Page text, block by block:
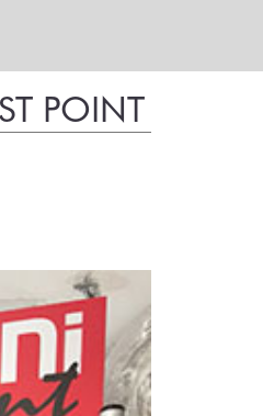
POINT